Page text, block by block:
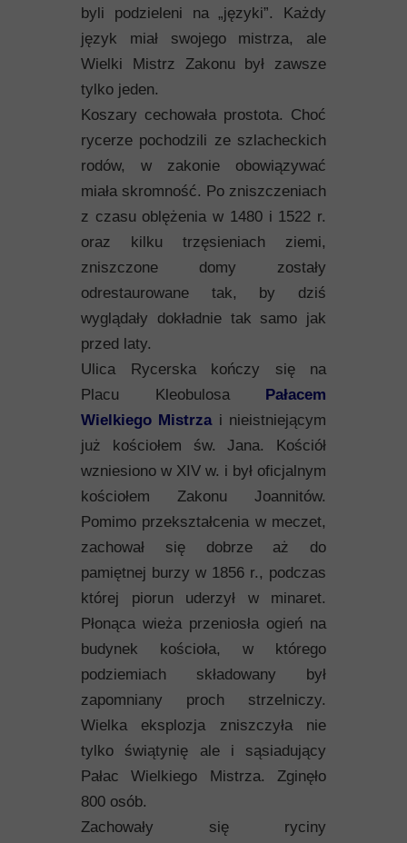
byli podzieleni na „języki”. Każdy
język miał swojego mistrza, ale
Wielki Mistrz Zakonu był zawsze
tylko jeden.
Koszary cechowała prostota. Choć
rycerze pochodzili ze szlacheckich
rodów, w zakonie obowiązywać
miała skromność. Po zniszczeniach
z czasu oblężenia w 1480 i 1522 r.
oraz kilku trzęsieniach ziemi,
zniszczone domy zostały
odrestaurowane tak, by dziś
wyglądały dokładnie tak samo jak
przed laty.
Ulica Rycerska kończy się na
Placu Kleobulosa Pałacem
Wielkiego Mistrzai nieistniejącym
już kościołem św. Jana. Kościół
wzniesiono w XIV w. i był oficjalnym
kościołem Zakonu Joannitów.
Pomimo przekształcenia w meczet,
zachował się dobrze aż do
pamiętnej burzy w 1856 r., podczas
której piorun uderzył w minaret.
Płonąca wieża przeniosła ogień na
budynek kościoła, w którego
podziemiach składowany był
zapomniany proch strzelniczy.
Wielka eksplozja zniszczyła nie
tylko świątynię ale i sąsiadujący
Pałac Wielkiego Mistrza. Zginęło
800 osób.
Zachowały się ryciny